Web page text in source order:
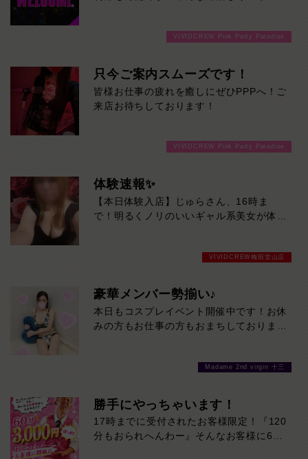
VIVIDCREW Pink Party Paradise
只今ご案内スムーズです！
皆様お仕事の疲れを癒しにぜひPPPへ！ご
来店お待ちしております！
VIVIDCREW Pink Party Paradise
体験速報✨
【本日体験入店】じゅらさん、16時ま
で！明るくノリのいいギャル系美女が体験
顔。そのギャップからあふれる色っぽさは
る、じゅらさんとの時間をお見逃しなく。
本日16時までの限定出勤です！
VIVIDCREW梅田堂山店
豪華メンバー勢揃い♪
本日もコスプレイベント開催中です！お休
みの方もお仕事の方もおまちしております
Madame 2nd virgin 十三
勝手にやっちゃいます！
17時までに受付されたお客様限定！『120
分もおられへんわー』そんなお客様に60